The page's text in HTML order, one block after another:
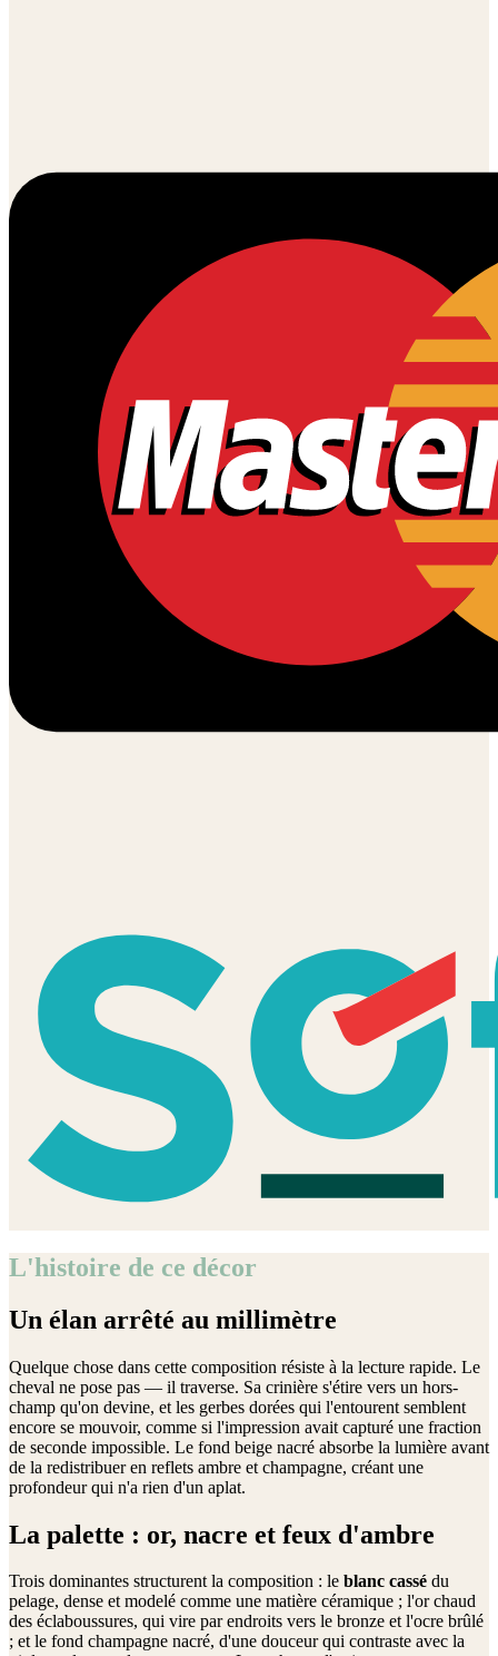
L'histoire de ce décor
Un élan arrêté au millimètre
Quelque chose dans cette composition résiste à la lecture rapide. Le
cheval ne pose pas — il traverse. Sa crinière s'étire vers un hors-
champ qu'on devine, et les gerbes dorées qui l'entourent semblent
encore se mouvoir, comme si l'impression avait capturé une fraction
de seconde impossible. Le fond beige nacré absorbe la lumière avant
de la redistribuer en reflets ambre et champagne, créant une
profondeur qui n'a rien d'un aplat.
La palette : or, nacre et feux d'ambre
Trois dominantes structurent la composition : le blanc cassé du
pelage, dense et modelé comme une matière céramique ; l'or chaud
des éclaboussures, qui vire par endroits vers le bronze et l'ocre brûlé
; et le fond champagne nacré, d'une douceur qui contraste avec la